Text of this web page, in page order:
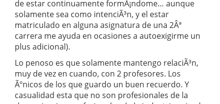
de estar continuamente formÃ¡ndome… aunque
solamente sea como intenciÃ³n, y el estar
matriculado en alguna asignatura de una 2Âª
carrera me ayuda en ocasiones a autoexigirme un
plus adicional).
Lo penoso es que solamente mantengo relaciÃ³n,
muy de vez en cuando, con 2 profesores. Los
Ãºnicos de los que guardo un buen recuerdo. Y
casualidad esta que no son profesionales de la